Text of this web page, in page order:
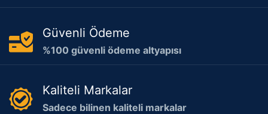
Güvenli Ödeme
%100 güvenli ödeme altyapısı
Kaliteli Markalar
Sadece bilinen kaliteli markalar